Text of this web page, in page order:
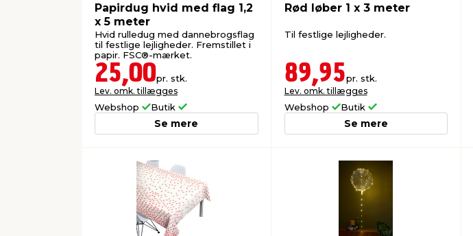
Papirdug hvid med flag 1,2
x 5 meter
Hvid rulledug med dannebrogsflag
til festlige lejligheder. Fremstillet i
papir. FSC®-mærket.
25,00pr. stk.
Lev. omk. tillægges
Webshop Butik
Se mere
Rød løber 1 x 3 meter
Til festlige lejligheder.
89,95pr. stk.
Lev. omk. tillægges
Webshop Butik
Se mere